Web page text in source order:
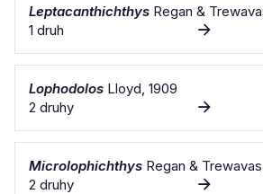
Leptacanthichthys Regan &
1 druh
Lophodolos Lloyd, 1909
2 druhy
Microlophichthys Regan &
2 druhy